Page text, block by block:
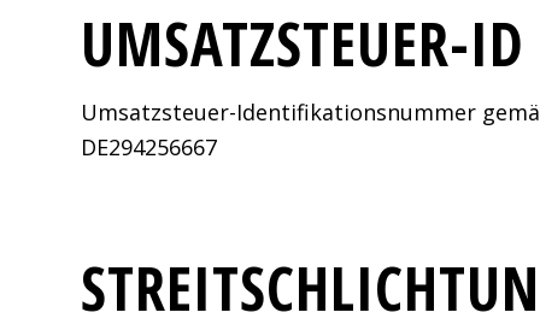
UMSATZSTEUER-ID
Umsatzsteuer-Identifikationsnummer
DE294256667